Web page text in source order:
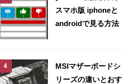
スマホ版 iphoneと
androidで見る方法
MSIマザーボードシ
リーズの違いとおす